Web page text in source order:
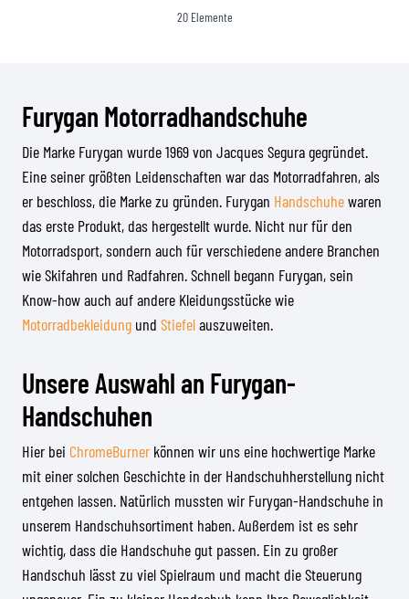
20Elemente
Furygan Motorradhandschuhe
Die Marke Furygan wurde 1969 von Jacques Segura gegründet.
Eine seiner größten Leidenschaften war das Motorradfahren, als
er beschloss, die Marke zu gründen. Furygan Handschuhewaren
das erste Produkt, das hergestellt wurde. Nicht nur für den
Motorradsport, sondern auch für verschiedene andere Branchen
wie Skifahren und Radfahren. Schnell begann Furygan, sein
Know-how auch auf andere Kleidungsstücke wie
Motorradbekleidung und Stiefelauszuweiten.
Unsere Auswahl an Furygan-
Handschuhen
Hier bei ChromeBurner können wir uns eine hochwertige Marke
mit einer solchen Geschichte in der Handschuhherstellung nicht
entgehen lassen. Natürlich mussten wir Furygan-Handschuhe in
unserem Handschuhsortiment haben. Außerdem ist es sehr
wichtig, dass die Handschuhe gut passen. Ein zu großer
Handschuh lässt zu viel Spielraum und macht die Steuerung